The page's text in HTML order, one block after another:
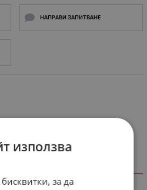
НАПРАВИ ЗАПИТВАНЕ
използва
за да